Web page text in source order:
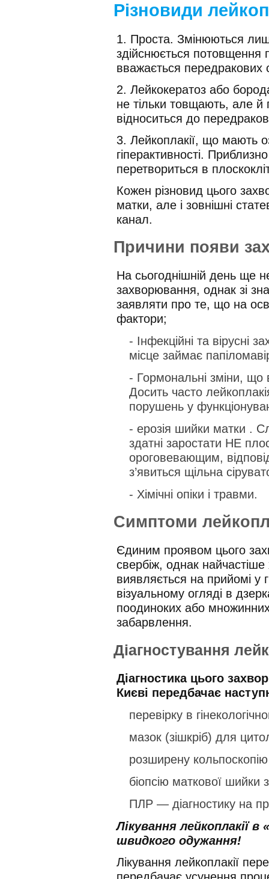
Різновиди
1. Проста. Змінюються
здійснюється
вважається передракових
2. Лейкокератоз або
не тільки товщають, але
відноситься до
3. Лейкоплакії, що мають
гіперактивності.
перетвориться в
Кожен різновид цього
матки, але і зовнішні
канал.
Причини появи
На сьогоднішній день ще
захворювання, однак зі
заявляти про те, що на
фактори;
- Інфекційні та
місце займає
- Гормональні зміни, що
Досить часто
порушень у
- ерозія шийки матки .
здатні заростати НЕ
ороговевающим,
з’явиться щільна
- Хімічні опіки і травми.
Симптоми
Єдиним проявом цього
свербіж, однак
виявляється на прийомі у
візуальному огляді в
поодиноких або
забарвлення.
Діагностування
Діагностика цього
Києві передбачає
перевірку в
мазок (зішкріб) для
розширену
біопсію маткової шийки
ПЛР — діагностику на
Лікування лейкоплакії
швидкого одужання!
Лікування лейкоплакії